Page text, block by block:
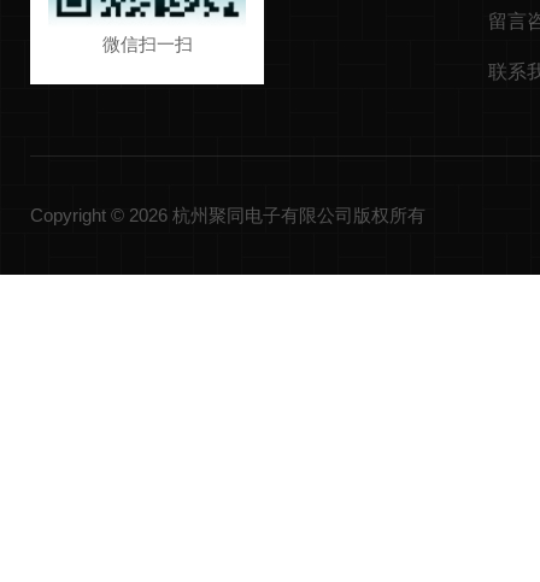
微信扫一扫
留言
联系
Copyright © 2026 杭州聚同电子有限公司版权所有